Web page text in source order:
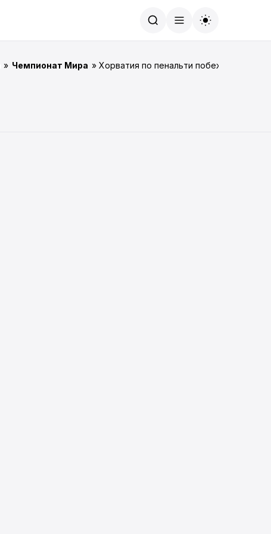
» Чемпионат Мира » Хорватия по пенальти побеждает